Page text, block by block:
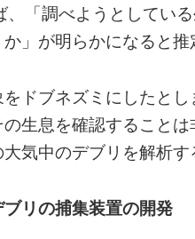
「調べようとしてい
」が明らかになると推
ドブネズミにしたと
生息を確認すること
気中のデブリを解析
リの捕集装置の開発